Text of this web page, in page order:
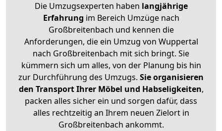
Die Umzugsexperten haben langjährige
Erfahrung im Bereich Umzüge nach
Großbreitenbach und kennen die
Anforderungen, die ein Umzug von Wuppertal
nach Großbreitenbach mit sich bringt. Sie
kümmern sich um alles, von der Planung bis hin
zur Durchführung des Umzugs. Sie organisieren
den Transport Ihrer Möbel und Habseligkeiten,
packen alles sicher ein und sorgen dafür, dass
alles rechtzeitig an Ihrem neuen Zielort in
Großbreitenbach ankommt.